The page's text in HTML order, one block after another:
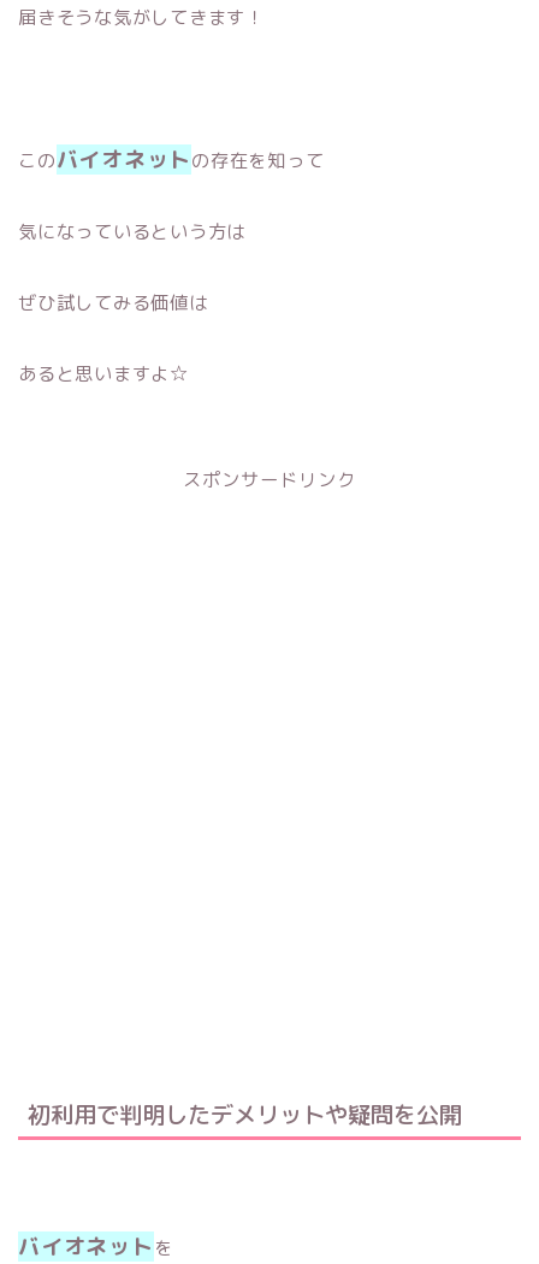
届きそうな気がしてきます！
このバイオネットの存在を知って
気になっているという方は
ぜひ試してみる価値は
あると思いますよ☆
スポンサードリンク
初利用で判明したデメリットや疑問を公開
バイオネット を